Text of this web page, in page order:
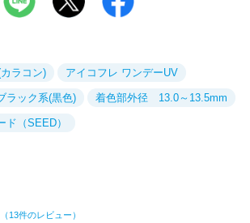
ラコン) アイコフレ ワンデーUV
ラック系(黒色) 着色部外径 13.0～13.5mm
ド（SEED）
（13件のレビュー）